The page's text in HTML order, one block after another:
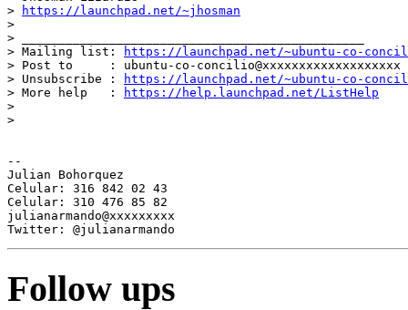
>
https://launchpad.net/~jhosman
>
> _______________________________________________
> Mailing list:
https://launchpad.net/~ubuntu-co-
> Post to     : ubuntu-co-concilio@xxxxxxxxxxxxxxxxxxx
> Unsubscribe :
https://launchpad.net/~ubuntu-co-
> More help   :
https://help.launchpad.net/ListHelp
>
>
--
Julian Bohorquez
Celular: 316 842 02 43
Celular: 310 476 85 82
julianarmando@xxxxxxxxx
Follow ups